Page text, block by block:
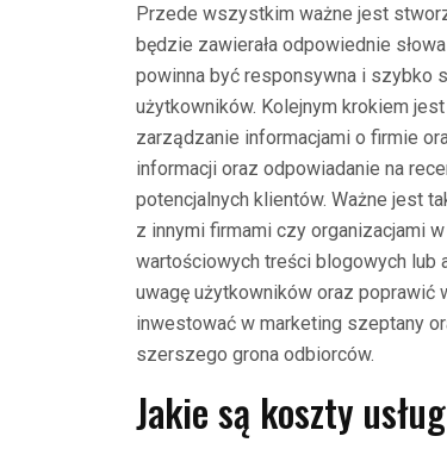
Przede wszystkim ważne jest
będzie zawierała odpowiednie
powinna być responsywna i szybko
użytkowników. Kolejnym krokiem
zarządzanie informacjami o firmie
informacji oraz odpowiadanie na
potencjalnych klientów. Ważne jest
z innymi firmami czy organizacjami
wartościowych treści blogowych lub
uwagę użytkowników oraz poprawić
inwestować w marketing szeptany
szerszego grona odbiorców.
Jakie są koszty